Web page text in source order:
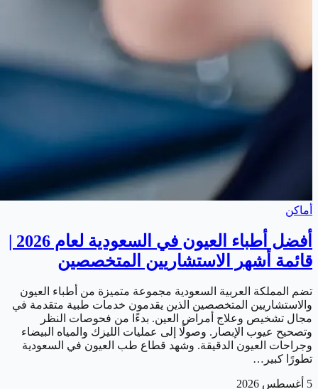
أماكن
أفضل أطباء العيون في السعودية لعام 2026 |
قائمة أشهر الاستشاريين المتخصصين
تضم المملكة العربية السعودية مجموعة متميزة من أطباء العيون
والاستشاريين المتخصصين الذين يقدمون خدمات طبية متقدمة في
مجال تشخيص وعلاج أمراض العين. بدءًا من فحوصات النظر
وتصحيح عيوب الإبصار. وصولًا إلى عمليات الليزك والمياه البيضاء
وجراحات العيون الدقيقة. وشهد قطاع طب العيون في السعودية
تطورًا كبير…
5 أغسطس 2026